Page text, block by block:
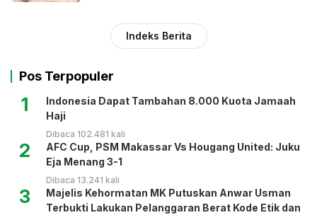
Indeks Berita
Pos Terpopuler
1
Indonesia Dapat Tambahan 8.000 Kuota Jamaah
Haji
Dibaca 102.481 kali
2
AFC Cup, PSM Makassar Vs Hougang United: Juku
Eja Menang 3-1
Dibaca 13.241 kali
3
Majelis Kehormatan MK Putuskan Anwar Usman
Terbukti Lakukan Pelanggaran Berat Kode Etik dan